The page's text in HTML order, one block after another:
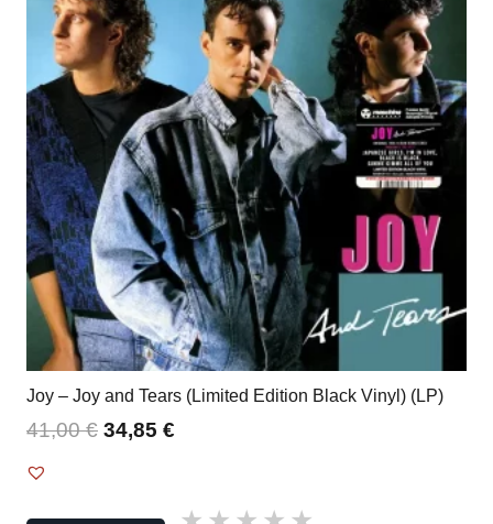
Joy – Joy and Tears (Limited Edition Black Vinyl) (LP)
41,00€ 34,85 €